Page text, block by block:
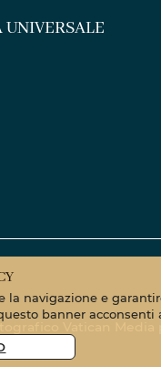
Vatican Media
navigazione e
banner acconsenti